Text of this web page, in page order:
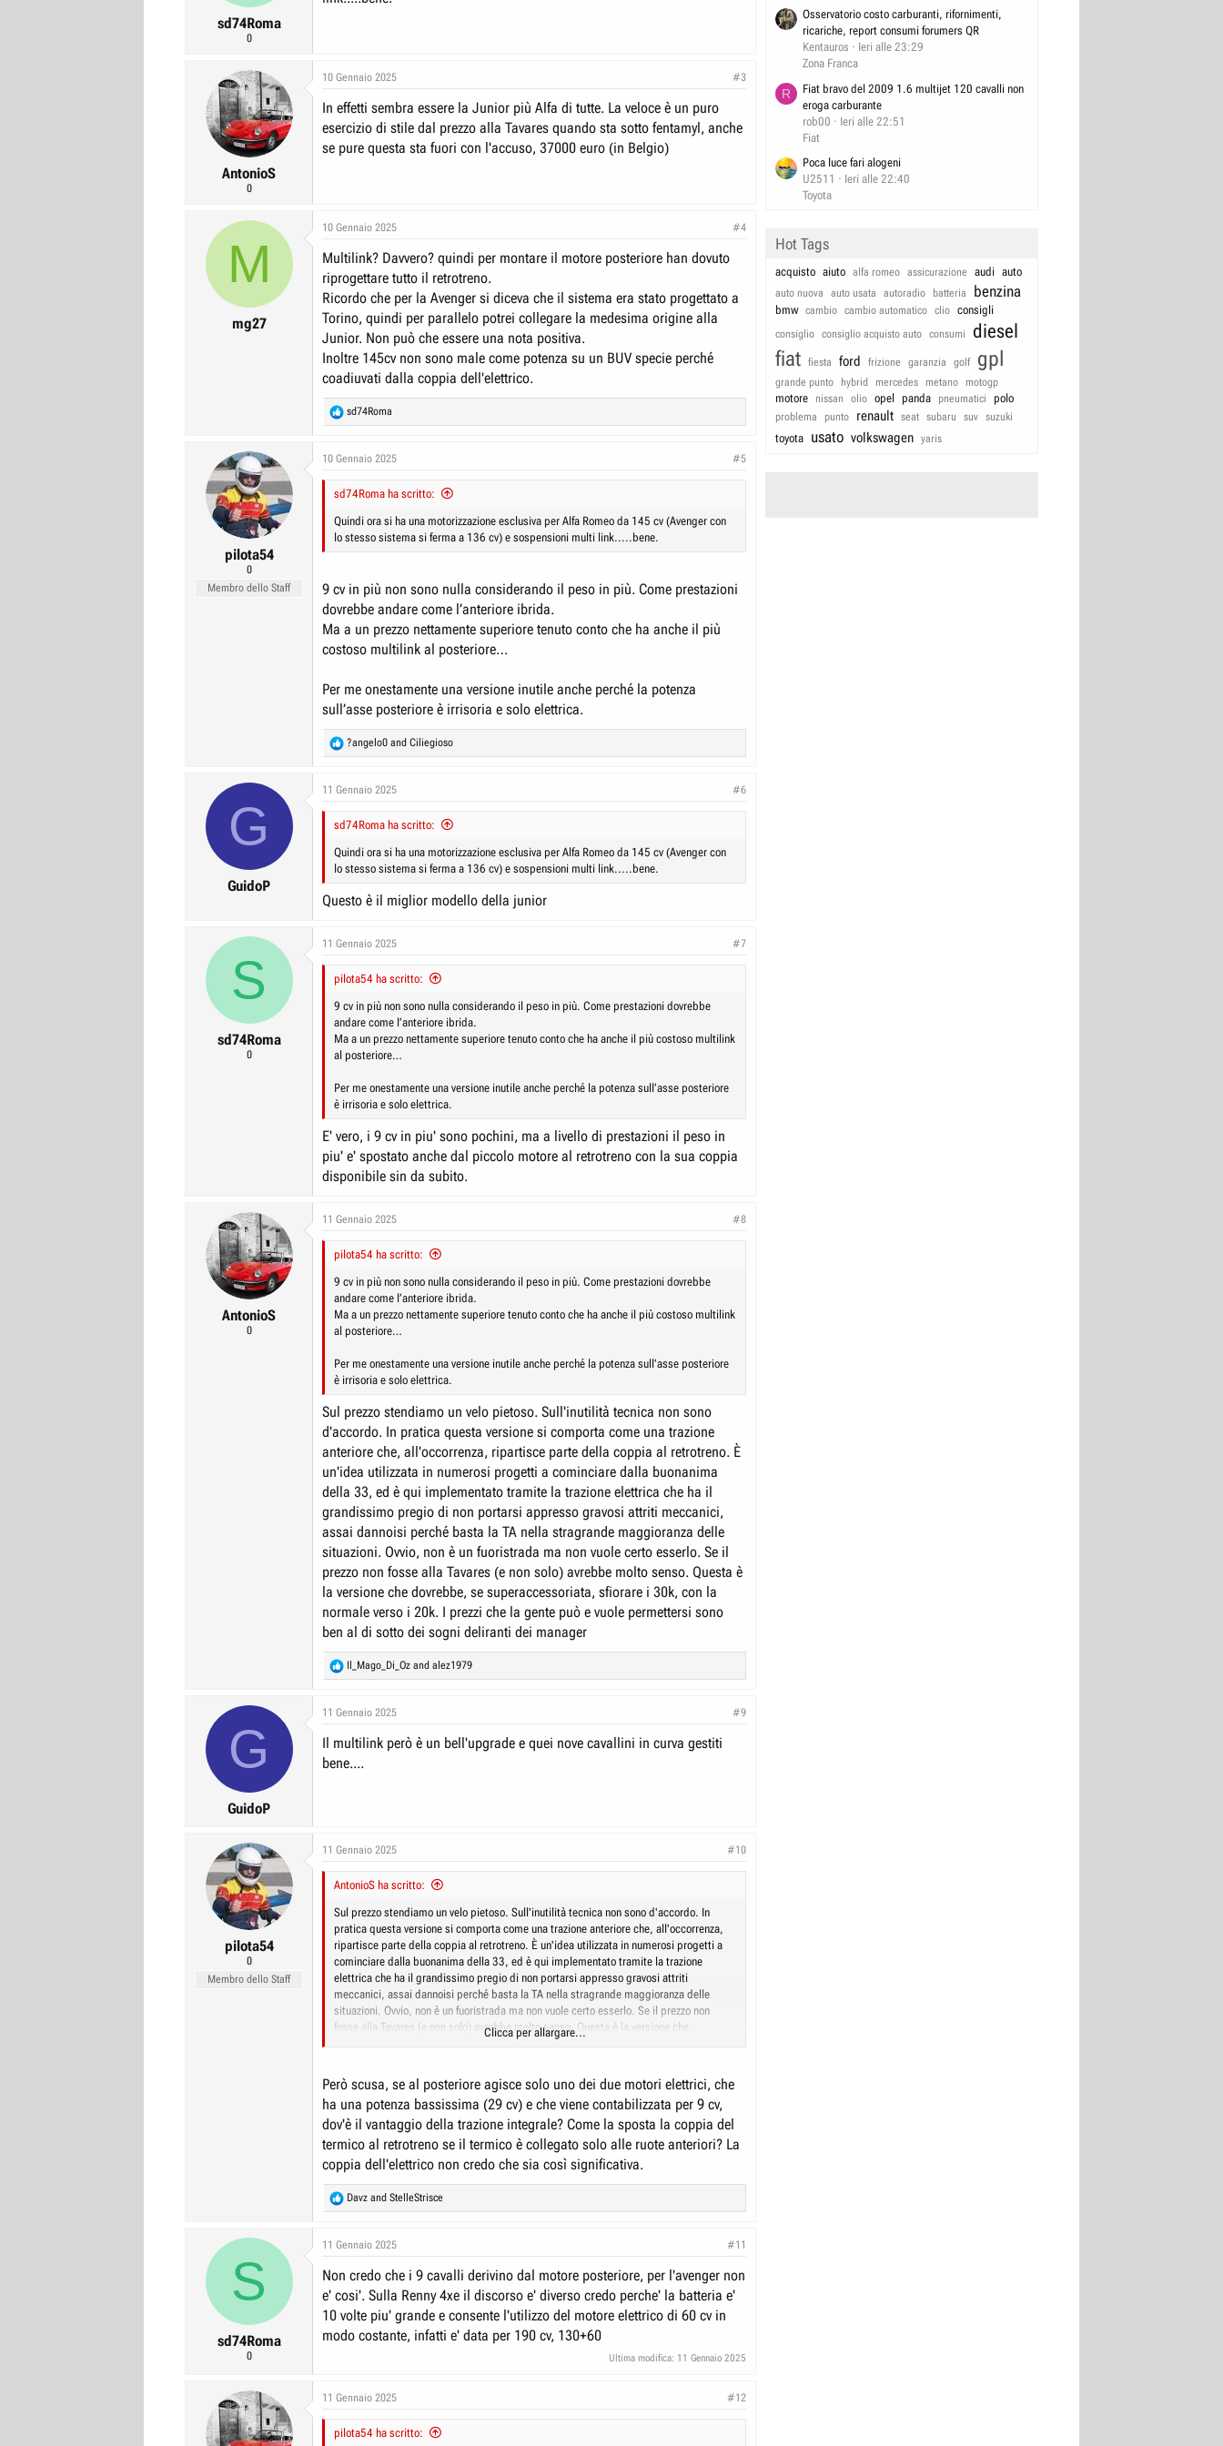
sd74Roma
0
AntonioS
0
10 Gennaio 2025 #3
In effetti sembra essere la Junior più Alfa di tutte. La veloce è un puro
esercizio di stile dal prezzo alla Tavares quando sta sotto fentamyl, anche
se pure questa sta fuori con l'accuso, 37000 euro (in Belgio)
M
mg27
10 Gennaio 2025 #4
Multilink? Davvero? quindi per montare il motore posteriore han dovuto
riprogettare tutto il retrotreno.
Ricordo che per la Avenger si diceva che il sistema era stato progettato a
Torino, quindi per parallelo potrei collegare la medesima origine alla
Junior. Non può che essere una nota positiva.
Inoltre 145cv non sono male come potenza su un BUV specie perché
coadiuvati dalla coppia dell'elettrico.
R
e
c
i
n
s
sd74Roma
pilota54
0
Membro dello Staff
10 Gennaio 2025 #5
sd74Roma ha scritto:
Quindi ora si ha una motorizzazione esclusiva per Alfa Romeo da 145 cv (Avenger con
lo stesso sistema si ferma a 136 cv) e sospensioni multi link.....bene.
9 cv in più non sono nulla considerando il peso in più. Come prestazioni
dovrebbe andare come l’anteriore ibrida.
Ma a un prezzo nettamente superiore tenuto conto che ha anche il più
costoso multilink al posteriore…
Per me onestamente una versione inutile anche perché la potenza
sull’asse posteriore è irrisoria e solo elettrica.
R
e
c
i
n
s
?angelo0 and Ciliegioso
G
GuidoP
11 Gennaio 2025 #6
sd74Roma ha scritto:
Quindi ora si ha una motorizzazione esclusiva per Alfa Romeo da 145 cv (Avenger con
lo stesso sistema si ferma a 136 cv) e sospensioni multi link.....bene.
Questo è il miglior modello della junior
S
sd74Roma
0
11 Gennaio 2025 #7
pilota54 ha scritto:
9 cv in più non sono nulla considerando il peso in più. Come prestazioni dovrebbe
andare come l’anteriore ibrida.
Ma a un prezzo nettamente superiore tenuto conto che ha anche il più costoso multilink
al posteriore…
Per me onestamente una versione inutile anche perché la potenza sull’asse posteriore
è irrisoria e solo elettrica.
E' vero, i 9 cv in piu' sono pochini, ma a livello di prestazioni il peso in
piu' e' spostato anche dal piccolo motore al retrotreno con la sua coppia
disponibile sin da subito.
AntonioS
0
11 Gennaio 2025 #8
pilota54 ha scritto:
9 cv in più non sono nulla considerando il peso in più. Come prestazioni dovrebbe
andare come l’anteriore ibrida.
Ma a un prezzo nettamente superiore tenuto conto che ha anche il più costoso multilink
al posteriore…
Per me onestamente una versione inutile anche perché la potenza sull’asse posteriore
è irrisoria e solo elettrica.
Sul prezzo stendiamo un velo pietoso. Sull'inutilità tecnica non sono
d'accordo. In pratica questa versione si comporta come una trazione
anteriore che, all'occorrenza, ripartisce parte della coppia al retrotreno. È
un'idea utilizzata in numerosi progetti a cominciare dalla buonanima
della 33, ed è qui implementato tramite la trazione elettrica che ha il
grandissimo pregio di non portarsi appresso gravosi attriti meccanici,
assai dannoisi perché basta la TA nella stragrande maggioranza delle
situazioni. Ovvio, non è un fuoristrada ma non vuole certo esserlo. Se il
prezzo non fosse alla Tavares (e non solo) avrebbe molto senso. Questa è
la versione che dovrebbe, se superaccessoriata, sfiorare i 30k, con la
normale verso i 20k. I prezzi che la gente può e vuole permettersi sono
ben al di sotto dei sogni deliranti dei manager
R
e
c
i
o
n
Il_Mago_Di_Oz and alez1979
G
GuidoP
11 Gennaio 2025 #9
Il multilink però è un bell'upgrade e quei nove cavallini in curva gestiti
bene....
pilota54
0
Membro dello Staff
11 Gennaio 2025 #10
AntonioS ha scritto:
Sul prezzo stendiamo un velo pietoso. Sull'inutilità tecnica non sono d'accordo. In
pratica questa versione si comporta come una trazione anteriore che, all'occorrenza,
ripartisce parte della coppia al retrotreno. È un'idea utilizzata in numerosi progetti a
cominciare dalla buonanima della 33, ed è qui implementato tramite la trazione
elettrica che ha il grandissimo pregio di non portarsi appresso gravosi attriti
meccanici, assai dannoisi perché basta la TA nella stragrande maggioranza delle
situazioni. Ovvio, non è un fuoristrada ma non vuole certo esserlo. Se il prezzo non
fosse alla Tavares (e non solo) avrebbe molto senso. Questa è la versione che
dovrebbe, se superaccessoriata, sfiorare i 30k, con la normale verso i 20k. I prezzi che
Clicca per allargare...
Però scusa, se al posteriore agisce solo uno dei due motori elettrici, che
ha una potenza bassissima (29 cv) e che viene contabilizzata per 9 cv,
dov'è il vantaggio della trazione integrale? Come la sposta la coppia del
termico al retrotreno se il termico è collegato solo alle ruote anteriori? La
coppia dell'elettrico non credo che sia così significativa.
R
e
c
o
s
:
Davz and StelleStrisce
S
sd74Roma
0
11 Gennaio 2025 #11
Non credo che i 9 cavalli derivino dal motore posteriore, per l'avenger non
e' cosi'. Sulla Renny 4xe il discorso e' diverso credo perche' la batteria e'
10 volte piu' grande e consente l'utilizzo del motore elettrico di 60 cv in
modo costante, infatti e' data per 190 cv, 130+60
Ultima modifica: 11 Gennaio 2025
11 Gennaio 2025 #12
pilota54 ha scritto:
Osservatorio costo carburanti, rifornimenti,
ricariche, report consumi forumers QR
Kentauros
Ieri alle 23:29
Zona Franca
R
Fiat bravo del 2009 1.6 multijet 120 cavalli non
eroga carburante
rob00
Ieri alle 22:51
Fiat
Poca luce fari alogeni
U2511
Ieri alle 22:40
Toyota
Hot Tags
acquisto aiuto alfa romeo assicurazione audi auto
auto nuova auto usata autoradio batteria benzina
bmw cambio cambio automatico clio consigli
consiglio consiglio acquisto auto consumi diesel
fiat fiesta ford frizione garanzia golf gpl
grande punto hybrid mercedes metano motogp
motore nissan olio opel panda pneumatici polo
problema punto renault seat subaru suv suzuki
toyota usato volkswagen yaris